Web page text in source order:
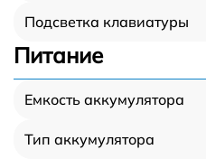
Подсветка клавиатуры
Питание
Емкость аккумулятора
Тип аккумулятора